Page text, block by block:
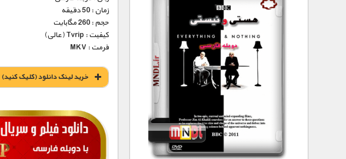
مسابقات / ورزشی
مستند های اختصاصی
زمان : 50 دقیقه
حجم : 260 مگابایت
کیفیت : Tvrip (عالی)
فرمت : MKV
خريد لينک دانلود (کليک کنيد)
1900 تومان – خريد لينک دانلود (افزودن به سبد خريد)